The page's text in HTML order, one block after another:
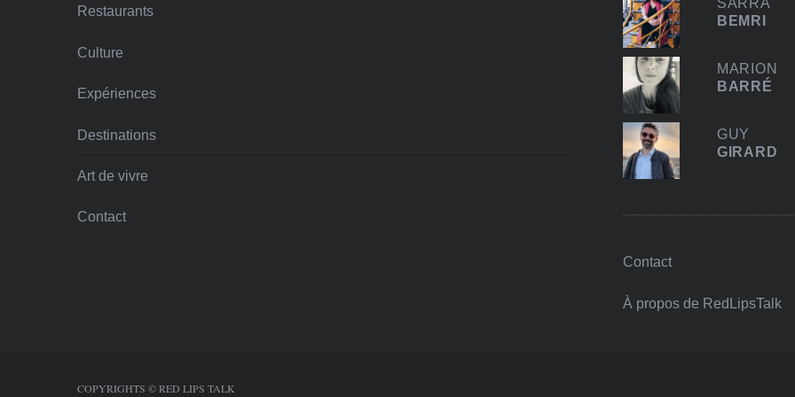
Restaurants
Culture
Expériences
Destinations
Art de vivre
Contact
SARRA
BEMRI
MARION
BARRÉ
GUY
GIRARD
Contact
À propos de RedLipsTalk
COPYRIGHTS © RED LIPS TALK